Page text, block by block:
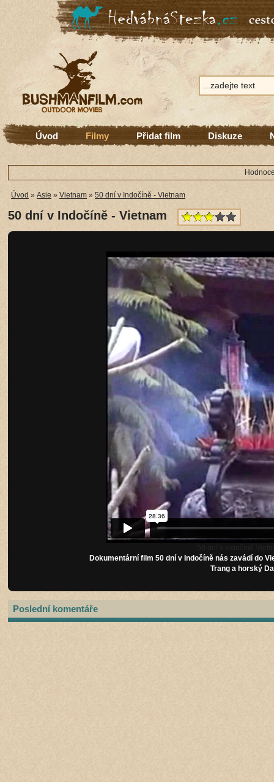
Úvod Filmy Přidat film Diskuze
Úvod » Asie » Vietnam » 50 dní v Indočíně - Vietnam
50 dní v Indočíně - Vietnam
Dokumentární film 50 dní v Indočíně nás zavádí do
Trang a horský
Poslední komentáře